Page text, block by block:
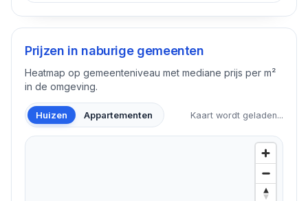
Prijzen in naburige gemeenten
Heatmap op gemeenteniveau met mediane prijs per m²
in de omgeving.
Huizen Appartementen Kaart wordt geladen...